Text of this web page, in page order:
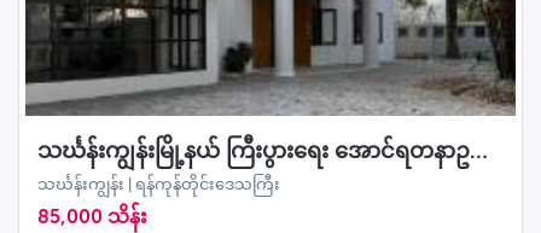
သင်္ဃန်းကျွန်းမြို့နယ် ကြီးပွားရေး အောင်ရတနာဥယျာဥ်အိမ်ရာရှိ ပြင်ဆင်ပြီး အသင့်နေ လုံးချင်းအိမ် ရောင်းမည်
သင်္ဃန်းကျွန်း | ရန်ကုန်တိုင်းဒေသကြီး
85,000 သိန်း